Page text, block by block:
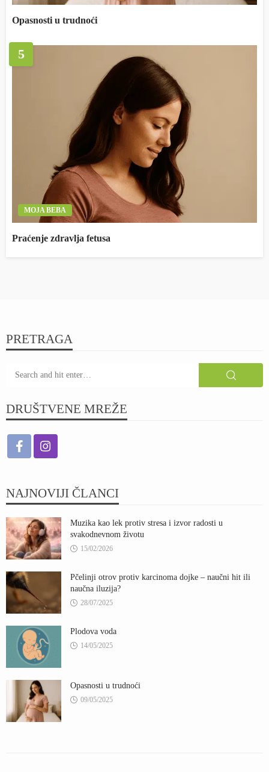
Opasnosti u trudnoći
5
MOJA BEBA
Praćenje zdravlja fetusa
PRETRAGA
DRUŠTVENE MREŽE
NAJNOVIJI ČLANCI
Muzika kao lek protiv stresa i izvor radosti u
svakodnevnom životu
15/02/2026
Pčelinji otrov protiv karcinoma dojke – naučni hit ili
naučna iluzija?
28/07/2025
Plodova voda
14/05/2025
Opasnosti u trudnoći
09/05/2025